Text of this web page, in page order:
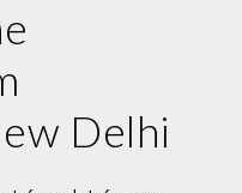
Delhi